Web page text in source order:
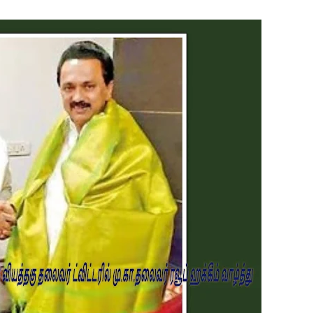
சோதனை- 187 வழக்குகள் பதிவு, 23 மோட்டார்
தொழில்நுட்ப குறுகியகால கற்கைநெறி ஆரம்பம்: பன்முகக்
எம். பாஸில்
தயாராகவிருந்த நெல் வயல்களை துவம்சம் செய்த
ஓர் பெருமை
அமர்வுகள்; 3,397 பட்டதாரிகளுக்கு பட்டங்கள் –
ஆண்டு பவள விழா ஏற்பாடுகள் தொடர்பாக அம்பாறை
புதிய செயலாளராக நாபி எம். முஸ்னி பதவியேற்பு
மறைந்திருக்கும் அதிசயம்
சார் செயற்பாட்டு முகாம்